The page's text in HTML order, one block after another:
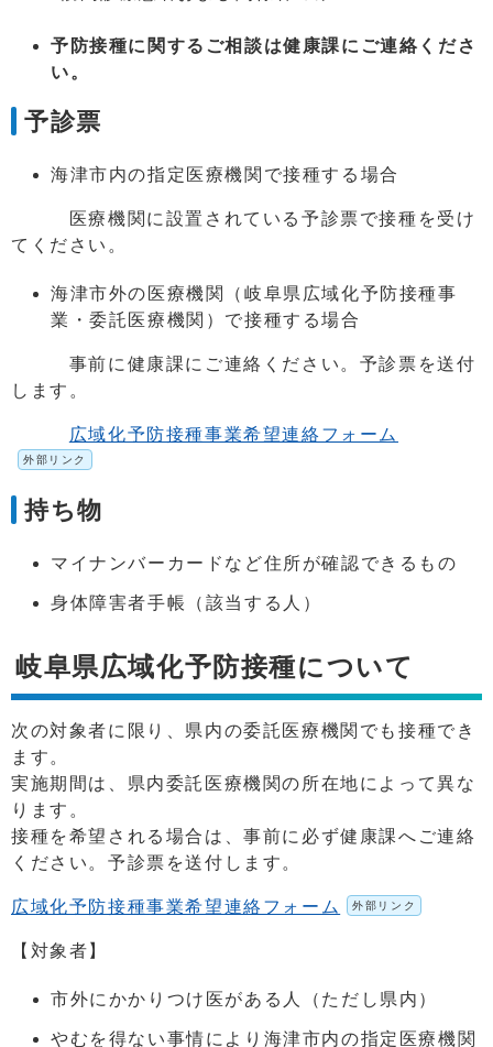
予防接種に関するご相談は健康課にご連絡くださ
い。
予診票
海津市内の指定医療機関で接種する場合
医療機関に設置されている予診票で接種を受け
てください。
海津市外の医療機関（岐阜県広域化予防接種事
業・委託医療機関）で接種する場合
事前に健康課にご連絡ください。予診票を送付
します。
広域化予防接種事業希望連絡フォーム
外部リンク
持ち物
マイナンバーカードなど住所が確認できるもの
身体障害者手帳（該当する人）
岐阜県広域化予防接種について
次の対象者に限り、県内の委託医療機関でも接種でき
ます。
実施期間は、県内委託医療機関の所在地によって異な
ります。
接種を希望される場合は、事前に必ず健康課へご連絡
ください。予診票を送付します。
広域化予防接種事業希望連絡フォーム 外部リンク
【対象者】
市外にかかりつけ医がある人（ただし県内）
やむを得ない事情により海津市内の指定医療機関